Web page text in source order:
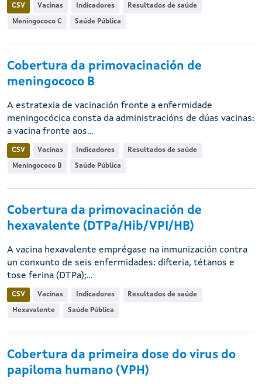
CSV Vacinas Indicadores Resultados de saúde
Meningococo C Saúde Pública
Cobertura da primovacinación de
meningococo B
A estratexia de vacinación fronte a enfermidade
meningocócica consta da administracións de dúas vacinas:
a vacina fronte aos...
CSV Vacinas Indicadores Resultados de saúde
Meningococo B Saúde Pública
Cobertura da primovacinación de
hexavalente (DTPa/Hib/VPI/HB)
A vacina hexavalente emprégase na inmunización contra
un conxunto de seis enfermidades: difteria, tétanos e
tose ferina (DTPa);...
CSV Vacinas Indicadores Resultados de saúde
Hexavalente Saúde Pública
Cobertura da primeira dose do virus do
papiloma humano (VPH)